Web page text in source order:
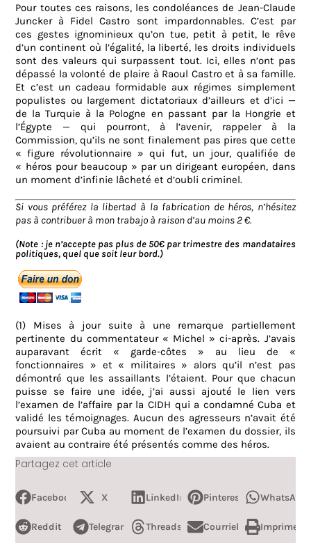
Partagez cet article
Pour toutes ces raisons, les condoléances de Jean-Claude
Juncker à Fidel Castro sont impardonnables. C’est par
ces gestes ignominieux qu’on tue, petit à petit, le rêve
d’un continent où l’égalité, la liberté, les droits individuels
sont des valeurs qui surpassent tout. Ici, elles n’ont pas
dépassé la volonté de plaire à Raoul Castro et à sa famille.
Et c’est un cadeau formidable aux régimes simplement
populistes ou largement dictatoriaux d’ailleurs et d’ici —
de la Turquie à la Pologne en passant par la Hongrie et
l’Égypte — qui pourront, à l’avenir, rappeler à la
Commission, qu’ils ne sont finalement pas pires que cette
« figure révolutionnaire » qui fut, un jour, qualifiée de
« héros pour beaucoup » par un dirigeant européen, dans
un moment d’infinie lâcheté et d’oubli criminel.
Si vous préférez la libertad à la fabrication de héros, n’hésitez
pas à contribuer à mon trabajo à raison d’au moins 2 €.
(Note : je n’accepte pas plus de 50€ par trimestre des mandataires
politiques, quel que soit leur bord.)
(1) Mises à jour suite à une remarque partiellement
pertinente du commentateur « Michel » ci-après. J’avais
auparavant écrit « garde-côtes » au lieu de «
fonctionnaires » et « militaires » alors qu’il n’est pas
démontré que les assaillants l’étaient. Pour que chacun
puisse se faire une idée, j’ai aussi ajouté le lien vers
l’examen de l’affaire par la CIDH qui a condamné Cuba et
validé les témoignages. Aucun des agresseurs n’avait été
poursuivi par Cuba au moment de l’examen du dossier, ils
avaient au contraire été présentés comme des héros.
Facebook X LinkedIn Pinterest WhatsApp
Reddit Telegram Threads Courriel Imprimer